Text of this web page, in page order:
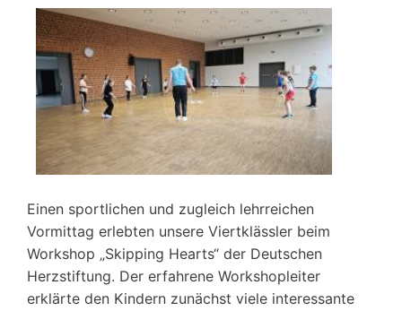
Einen sportlichen und zugleich lehrreichen
Vormittag erlebten unsere Viertklässler beim
Workshop „Skipping Hearts“ der Deutschen
Herzstiftung. Der erfahrene Workshopleiter
erklärte den Kindern zunächst viele interessante